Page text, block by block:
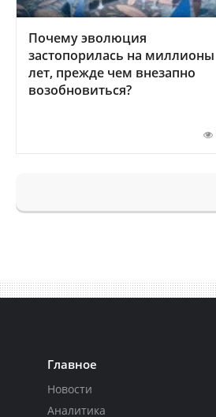
Почему эволюция
застопорилась на миллионы
лет, прежде чем внезапно
возобновиться?
Главное
Новости
Аналитика